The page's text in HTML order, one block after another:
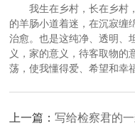
我生在乡村，长在乡村
的羊肠小道着迷，在沉寂缠
治愈。也是这纯净、透明、
义，家的意义，待客取物
荡，使我懂得爱、希望和幸
上一篇：写给检察君的